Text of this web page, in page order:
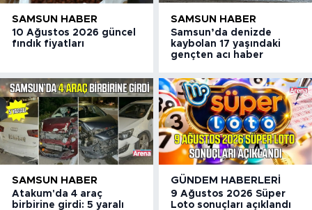
SAMSUN HABER
10 Ağustos 2026 güncel
fındık fiyatları
SAMSUN HABER
Samsun’da denizde
kaybolan 17 yaşındaki
gençten acı haber
SAMSUN HABER
Atakum'da 4 araç
birbirine girdi: 5 yaralı
GÜNDEM HABERLERI
9 Ağustos 2026 Süper
Loto sonuçları açıklandı